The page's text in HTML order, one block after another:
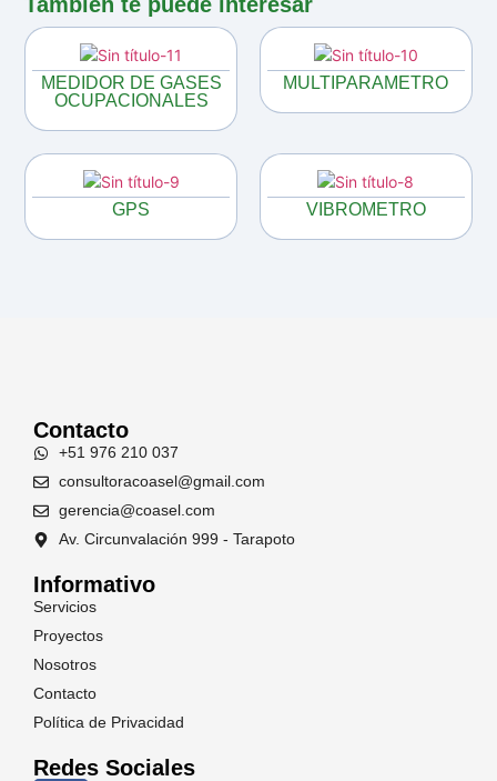
MEDIDOR DE GASES
OCUPACIONALES
MULTIPARAMETRO
GPS VIBROMETRO
Contacto
+51 976 210 037
consultoracoasel@gmail.com
gerencia@coasel.com
Av. Circunvalación 999 - Tarapoto
Informativo
Servicios
Proyectos
Nosotros
Contacto
Política de Privacidad
Redes Sociales